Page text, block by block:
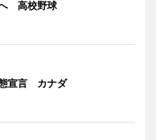
高校野球
宣言 カナダ